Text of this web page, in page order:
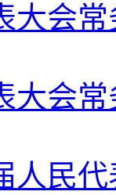
大会
大会
人民